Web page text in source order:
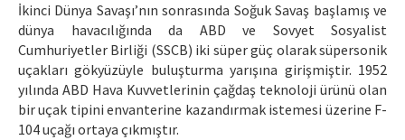
İkinci Dünya Savaşı’nın sonrasında Soğuk Savaş başlamış ve
dünya havacılığında da ABD ve Sovyet Sosyalist
Cumhuriyetler Birliği (SSCB) iki süper güç olarak süpersonik
uçakları gökyüzüyle buluşturma yarışına girişmiştir. 1952
yılında ABD Hava Kuvvetlerinin çağdaş teknoloji ürünü olan
bir uçak tipini envanterine kazandırmak istemesi üzerine F-
104 uçağı ortaya çıkmıştır.